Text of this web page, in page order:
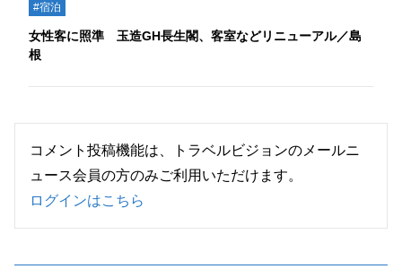
#宿泊
女性客に照準 玉造GH長生閣、客室などリニューアル／島
根
コメント投稿機能は、トラベルビジョンのメールニ
ュース会員の方のみご利用いただけます。
ログインはこちら